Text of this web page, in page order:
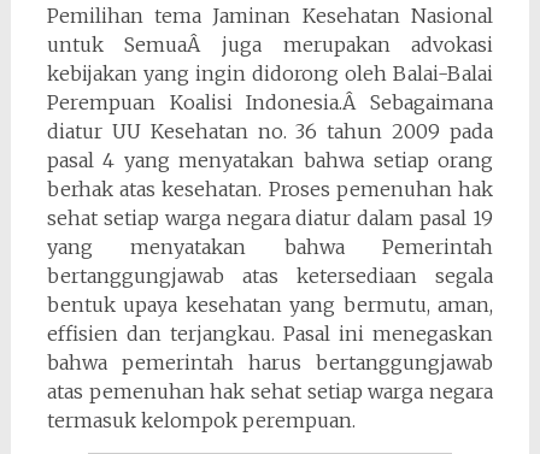
Pemilihan tema Jaminan Kesehatan Nasional
untuk SemuaÂ juga merupakan advokasi
kebijakan yang ingin didorong oleh Balai-Balai
Perempuan Koalisi Indonesia.Â Sebagaimana
diatur UU Kesehatan no. 36 tahun 2009 pada
pasal 4 yang menyatakan bahwa setiap orang
berhak atas kesehatan. Proses pemenuhan hak
sehat setiap warga negara diatur dalam pasal 19
yang menyatakan bahwa Pemerintah
bertanggungjawab atas ketersediaan segala
bentuk upaya kesehatan yang bermutu, aman,
effisien dan terjangkau. Pasal ini menegaskan
bahwa pemerintah harus bertanggungjawab
atas pemenuhan hak sehat setiap warga negara
termasuk kelompok perempuan.